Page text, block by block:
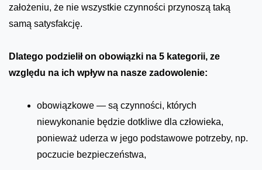
założeniu, że nie wszystkie czynności przynoszą taką
samą satysfakcję.
Dlatego podzielił on obowiązki na 5 kategorii, ze
względu na ich wpływ na nasze zadowolenie:
obowiązkowe — są czynności, których
niewykonanie będzie dotkliwe dla człowieka,
ponieważ uderza w jego podstawowe potrzeby, np.
poczucie bezpieczeństwa,